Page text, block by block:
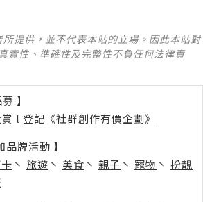
提供，並不代表本站的立場。因此本站對
實性、準確性及完整性不負任何法律責
】
l 登記《社群創作有價企劃》
牌活動 】
丶 旅遊 丶 美食 丶 親子 丶 寵物 丶 扮靚